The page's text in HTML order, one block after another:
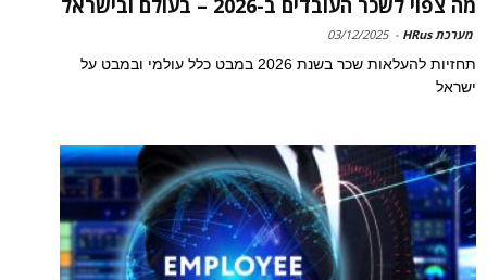
מה צפוי לשכר העובדים ב-2026 – בעולם ובישראל
מערכת HRus -
03/12/2025
תחזיות להעלאות שכר בשנת 2026 במבט כלל עולמי ובמבט על
ישראל